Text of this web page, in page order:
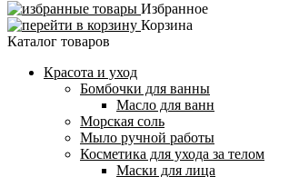
Избранное
Корзина
Каталог товаров
Красота и уход
Бомбочки для ванны
Масло для ванн
Морская соль
Мыло ручной работы
Косметика для ухода за телом
Маски для лица